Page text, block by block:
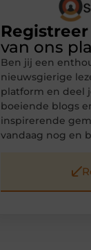
van ons
Ben jij een
nieuwsgierige
platform en deel
boeiende blogs
inspirerende
vandaag nog en